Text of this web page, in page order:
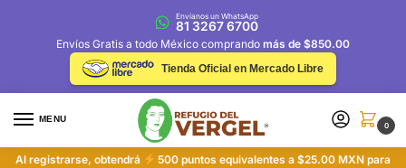
Envíanos un WhatsApp
81 3267 6700
Envíos Gratis a todo México comprando más de $850.00
Tienda Oficial en Mercado Libre
MENU
0
Al registrarse, obtendrá
500 puntos equivalentes a $25.00 MXN para